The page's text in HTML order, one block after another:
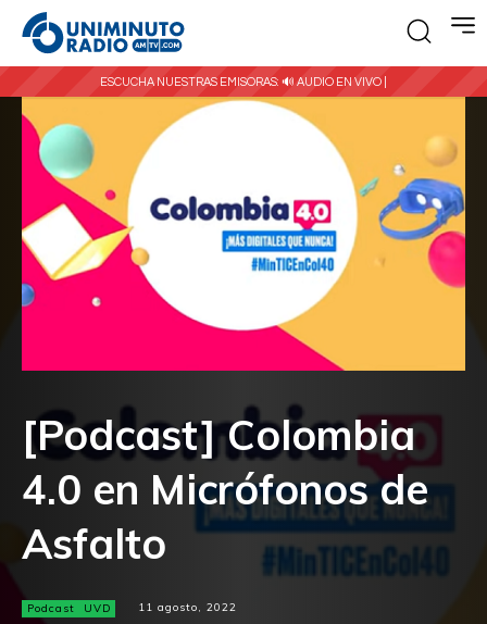
ESCUCHA NUESTRAS EMISORAS: 🔊 AUDIO EN VIVO |
[Podcast] Colombia
4.0 en Micrófonos de
Asfalto
Podcast UVD 11 agosto, 2022